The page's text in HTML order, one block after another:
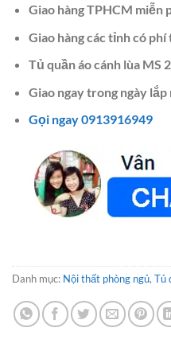
Giao hàng TPHCM miễn
Giao hàng các tỉnh có phí
Tủ quần áo cánh lùa MS
Giao ngay trong ngày
Gọi ngay 0913916949
Danh mục: Nội thất phòng ngủ, Tủ